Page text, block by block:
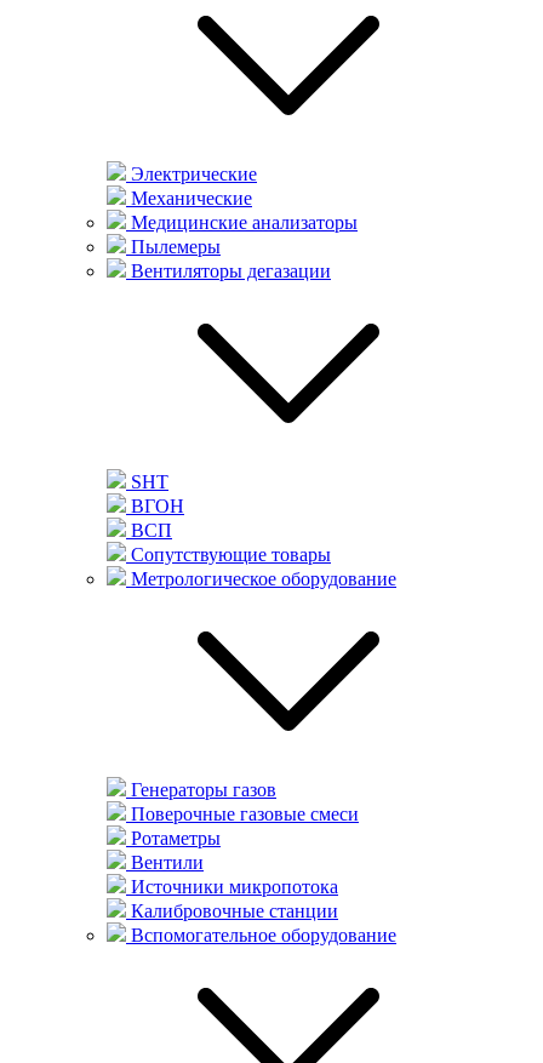
Электрические
Механические
Медицинские анализаторы
Пылемеры
Вентиляторы дегазации
SHT
ВГОН
ВСП
Сопутствующие товары
Метрологическое оборудование
Генераторы газов
Поверочные газовые смеси
Ротаметры
Вентили
Источники микропотока
Калибровочные станции
Вспомогательное оборудование